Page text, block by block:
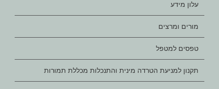
עלון מידע
מורים ומרצים
טפסים למטפל
תקנון למניעת הטרדה מינית והתנכלות מכללת תמורות